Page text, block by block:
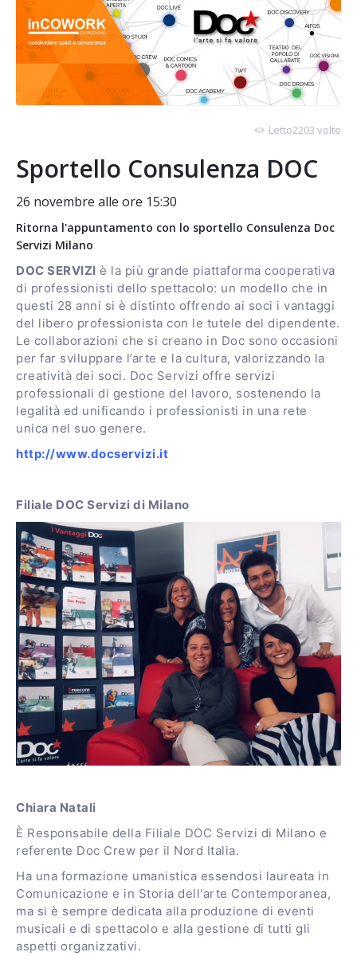
Letto2203 volte
Sportello Consulenza DOC
26 novembre alle ore 15:30
Ritorna l'appuntamento con lo sportello Consulenza Doc
Servizi Milano
DOC SERVIZI è la più grande piattaforma cooperativa
di professionisti dello spettacolo: un modello che in
questi 28 anni si è distinto offrendo ai soci i vantaggi
del libero professionista con le tutele del dipendente.
Le collaborazioni che si creano in Doc sono occasioni
per far sviluppare l’arte e la cultura, valorizzando la
creatività dei soci. Doc Servizi offre servizi
professionali di gestione del lavoro, sostenendo la
legalità ed unificando i professionisti in una rete
unica nel suo genere.
http://www.docservizi.it
Filiale DOC Servizi di Milano
Chiara Natali
È Responsabile della Filiale DOC Servizi di Milano e
referente Doc Crew per il Nord Italia.
Ha una formazione umanistica essendosi laureata in
Comunicazione e in Storia dell'arte Contemporanea,
ma si è sempre dedicata alla produzione di eventi
musicali e di spettacolo e alla gestione di tutti gli
aspetti organizzativi.